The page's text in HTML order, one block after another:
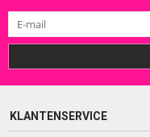
KLANTENSERVICE